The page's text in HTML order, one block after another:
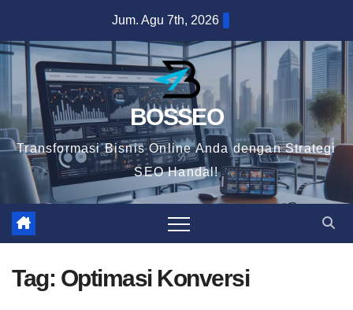
content
Jum. Agu 7th, 2026
BOSSEO
Transformasi Bisnis Online Anda dengan Strategi
SEO Handal!
Tag: Optimasi Konversi